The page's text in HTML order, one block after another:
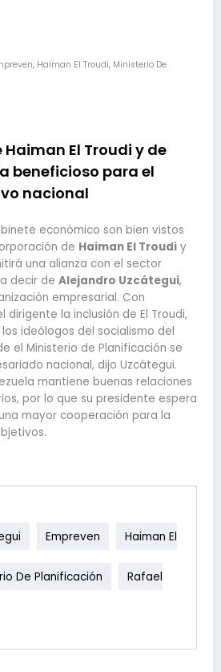
, Haiman El Troudi, Ministerio De
El Troudi y de
beneficioso para el
nacional
económico son bien vistos
de Haiman El Troudi y
una alianza con el sector
decir de Alejandro Uzcátegui,
empresarial. Con
dirigente la inclusión de El Troudi,
ideólogos del socialismo del
el Ministerio de Planificación se
nacional, dijo Uzcátegui.
mantiene buenas relaciones
por lo que su presidente espera
mayor cooperación para la
Empreven Haiman El
De Planificación Rafael